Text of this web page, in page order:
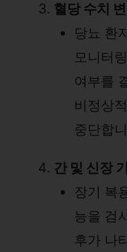
혈당 수치
당뇨 환
모니터
여부를
비정상
중단합
간 및 신장
장기 복
능을 검
후가 나